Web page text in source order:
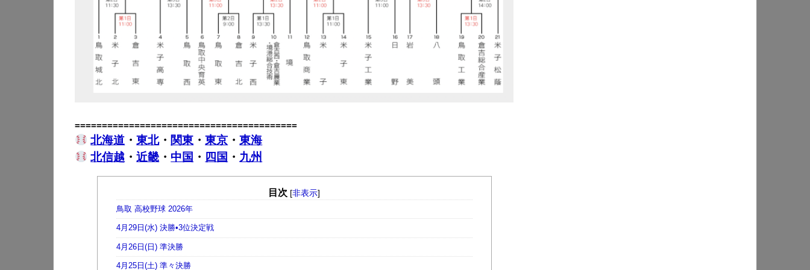
=========================================
北海道 ・東北・ 関東 ・東京 ・東海
北信越 ・近畿 ・ 中国 ・ 四国 ・ 九州
目次 [非表示]
鳥取 高校野球 2026年
4月29日(水) 決勝•3位決定戦
4月26日(日) 準決勝
4月25日(土) 準々決勝